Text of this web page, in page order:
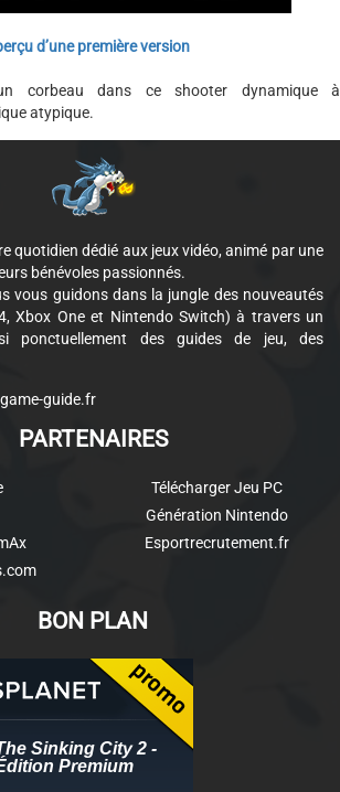
d’une première version
corbeau dans ce shooter dynamique à
atypique.
quotidien dédié aux jeux vidéo, animé par une
bénévoles passionnés.
vous guidons dans la jungle des nouveautés
Xbox One et Nintendo Switch) à travers un
ponctuellement des guides de jeu, des
guide.fr
PARTENAIRES
Télécharger Jeu PC
Génération Nintendo
Esportrecrutement.fr
BON PLAN